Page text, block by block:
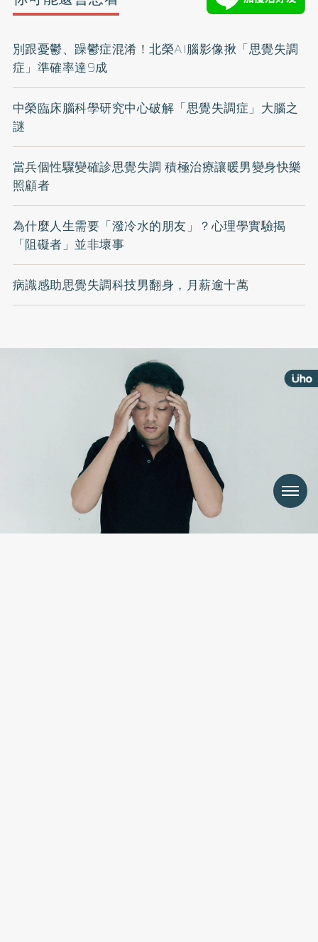
別跟憂鬱、躁鬱症混淆！北榮AI腦影像揪「思覺失調
症」準確率達9成
中榮臨床腦科學研究中心破解「思覺失調症」大腦之
謎
當兵個性驟變確診思覺失調 積極治療讓暖男變身快樂
照顧者
為什麼人生需要「潑冷水的朋友」？心理學實驗揭
「阻礙者」並非壞事
病識感助思覺失調科技男翻身，月薪逾十萬
Menu